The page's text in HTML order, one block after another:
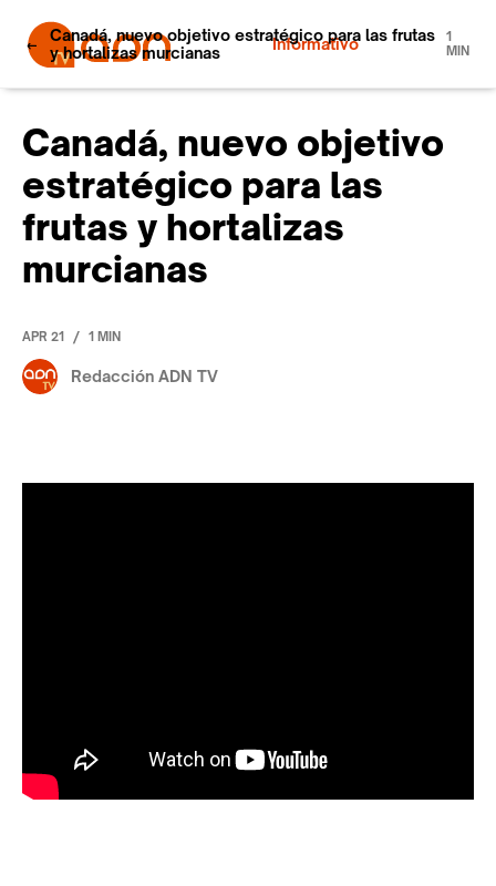
Informativo
Canadá, nuevo objetivo estratégico para las frutas
y hortalizas murcianas
1
MIN
Canadá, nuevo objetivo
estratégico para las
frutas y hortalizas
murcianas
APR 21 / 1 MIN
Redacción ADN TV